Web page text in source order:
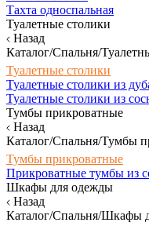
Тахта односпальная
Туалетные столики
Назад
Каталог/Спальня/
Туалетные столики
Туалетные столики из
Туалетные столики из
Тумбы прикроватные
Назад
Каталог/Спальня/Тумбы
Тумбы прикроватные
Прикроватные тумбы из
Шкафы для одежды
Назад
Каталог/Спальня/Шкафы